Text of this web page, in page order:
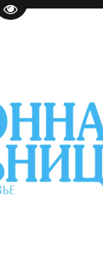
Перейти на